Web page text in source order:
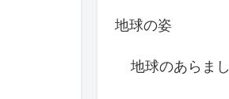
地球の姿
地球のあらまし